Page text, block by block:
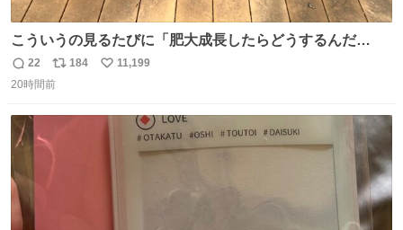
こういうの見るたびに「肥大成長したらどうするんだ
ろ…」って心配になっちゃう．
返
信
22
リ
ポ
184
い
数
11,199
20時間前